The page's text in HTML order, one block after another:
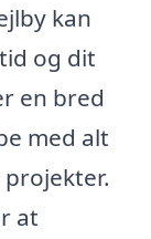
kan
og dit
en bred
med alt
at